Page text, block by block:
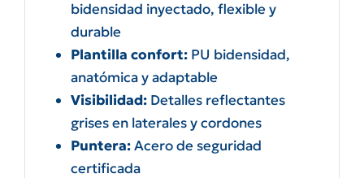
bidensidad inyectado, flexible y
durable
Plantilla confort:PU bidensidad,
anatómica y adaptable
Visibilidad:Detalles reflectantes
grises en laterales y cordones
Puntera:Acero de seguridad
certificada